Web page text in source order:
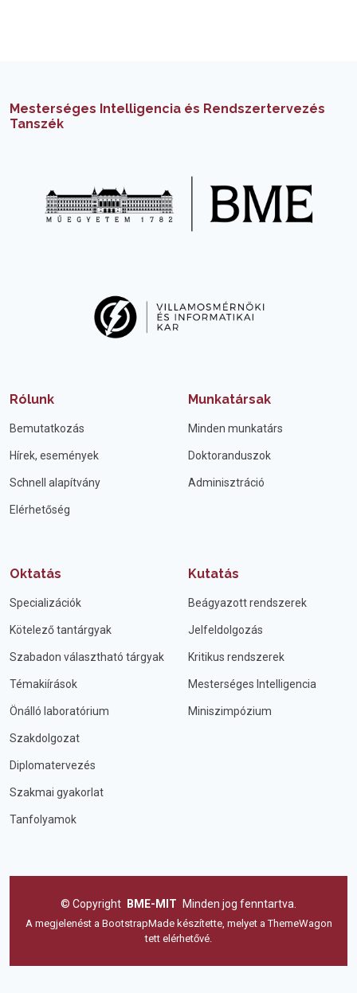
Mesterséges Intelligencia és Rendszertervezés
Tanszék
Rólunk
Bemutatkozás
Hírek, események
Schnell alapítvány
Elérhetőség
Munkatársak
Minden munkatárs
Doktoranduszok
Adminisztráció
Oktatás
Specializációk
Kötelező tantárgyak
Szabadon választható tárgyak
Témakiírások
Önálló laboratórium
Szakdolgozat
Diplomatervezés
Szakmai gyakorlat
Tanfolyamok
Kutatás
Beágyazott rendszerek
Jelfeldolgozás
Kritikus rendszerek
Mesterséges Intelligencia
Miniszimpózium
© Copyright BME-MIT Minden jog fenntartva.
A megjelenést a BootstrapMadekészítette, melyet aThemeWagon
tett elérhetővé.